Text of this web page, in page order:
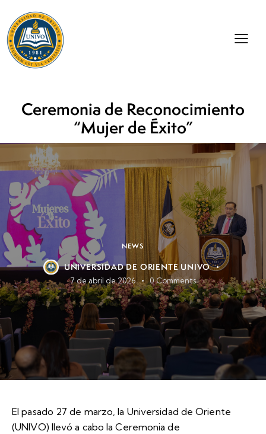
Ceremonia de Reconocimiento
“Mujer de Éxito”
NEWS
UNIVERSIDAD DE ORIENTE UNIVO
7 de abril de 2026 0 Comments
El pasado 27 de marzo, la Universidad de Oriente
(UNIVO) llevó a cabo la Ceremonia de